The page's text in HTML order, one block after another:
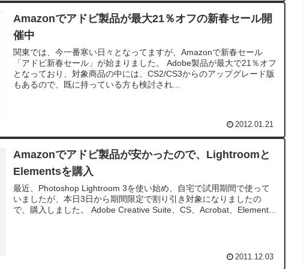
Amazonでアドビ製品が最大21％オフの新春セール開
催中
関東では、今一番寒い日々となってますが、Amazonで新春セール
「アドビ新春セール」が始まりました。 Adobe製品が最大で21％オフ
となっており、対象商品の中には、CS2/CS3からのアップグレード版
もあるので、既に持っている方も検討され...
2012.01.21
Amazonでアドビ製品が安かったので、Lightroomと
Elementsを購入
最近、Photoshop Lightroom 3を使い始め、自宅で試用期間で使って
いましたが、本日3日から期間限定で割り引き対象になりましたの
で、購入しました。 Adobe Creative Suite、CS、Acrobat、Element...
2011.12.03